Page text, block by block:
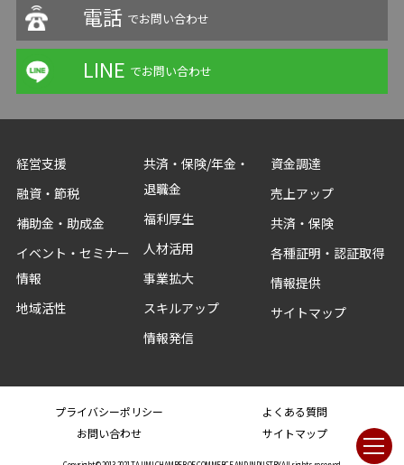
電話 でお問い合わせ
LINE でお問い合わせ
経営支援
融資・節税
補助金・助成金
イベント・セミナー
情報
地域活性
共済・保険/年金・
退職金
福利厚生
人材活用
事業拡大
スキルアップ
情報発信
資金調達
売上アップ
共済・保険
各種証明・認証取得
情報提供
サイトマップ
プライバシーポリシー
よくある質問
お問い合わせ
サイトマップ